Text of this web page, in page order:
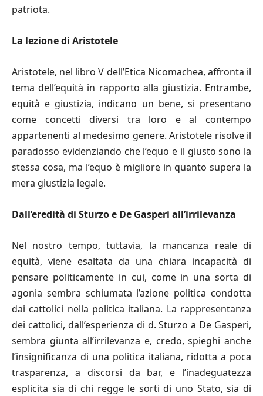
patriota.
La lezione di Aristotele
Aristotele, nel libro V dell’Etica Nicomachea, affronta il
tema dell’equità in rapporto alla giustizia. Entrambe,
equità e giustizia, indicano un bene, si presentano
come concetti diversi tra loro e al contempo
appartenenti al medesimo genere. Aristotele risolve il
paradosso evidenziando che l’equo e il giusto sono la
stessa cosa, ma l’equo è migliore in quanto supera la
mera giustizia legale.
Dall’eredità di Sturzo e De Gasperi all’irrilevanza
Nel nostro tempo, tuttavia, la mancanza reale di
equità, viene esaltata da una chiara incapacità di
pensare politicamente in cui, come in una sorta di
agonia sembra schiumata l’azione politica condotta
dai cattolici nella politica italiana. La rappresentanza
dei cattolici, dall’esperienza di d. Sturzo a De Gasperi,
sembra giunta all’irrilevanza e, credo, spieghi anche
l’insignificanza di una politica italiana, ridotta a poca
trasparenza, a discorsi da bar, e l’inadeguatezza
esplicita sia di chi regge le sorti di uno Stato, sia di